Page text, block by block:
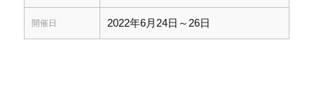
開催日 2022年6月24日～26日